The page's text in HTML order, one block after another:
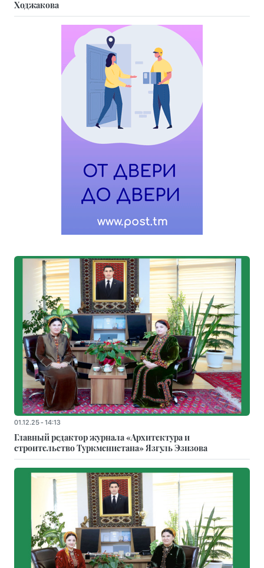
Ходжакова
01.12.25 - 14:13
Главный редактор журнала «Архитектура и
строительство Туркменистана» Язгуль Эзизова